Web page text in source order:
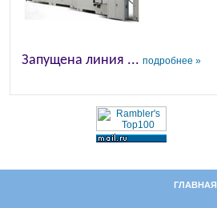
Запущена линия ... подробнее »
ГЛАВНАЯ